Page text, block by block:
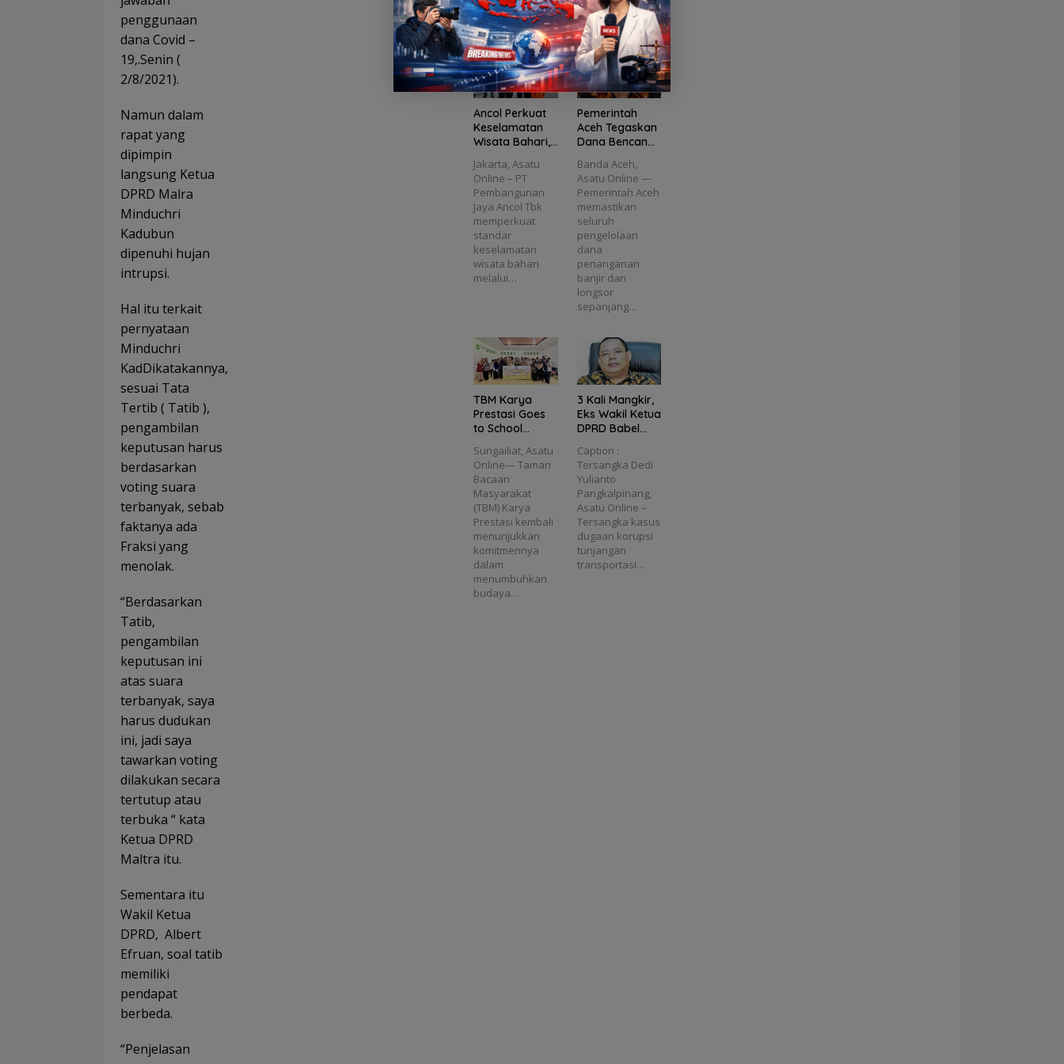
penggunaan
dana Covid –
19,.Senin (
2/8/2021).
Namun dalam
rapat yang
dipimpin
langsung Ketua
DPRD Malra
Minduchri
Kadubun
dipenuhi hujan
intrupsi.
Hal itu terkait
pernyataan
Minduchri
KadDikatakannya,
sesuai Tata
Tertib ( Tatib ),
pengambilan
keputusan harus
berdasarkan
voting suara
terbanyak, sebab
faktanya ada
Fraksi yang
menolak.
“Berdasarkan
Tatib,
pengambilan
keputusan ini
atas suara
terbanyak, saya
harus dudukan
ini, jadi saya
tawarkan voting
dilakukan secara
tertutup atau
terbuka “ kata
Ketua DPRD
Maltra itu.
Sementara itu
Wakil Ketua
DPRD, Albert
Efruan, soal tatib
memiliki
pendapat
berbeda.
“Penjelasan
Peneri
ma
Manfa
at
Wisat
a
Wajib
Kanto
ngi E-
Pas
Schoo
Tana
mkan
Sema
ngat
Litera
DPRD
Babel
Dedi
Yulian
to
Diusul
kan
bersama Kepala
Desa…
melalui berbagai
program…
Ancol Perkuat
Keselamatan
Wisata Bahari,
Wisata Wajib
Kantongi E-Pas
Kecil
Jakarta, Asatu
Online – PT
Pembangunan
Jaya Ancol Tbk
memperkuat
standar
keselamatan
wisata bahari
melalui…
Pemerintah
Aceh Tegaskan
Dana Bencana
Transparan
dan Sesuai
Regulasi
Banda Aceh,
Asatu Online —
Pemerintah Aceh
memastikan
seluruh
pengelolaan
dana
penanganan
banjir dan
longsor
sepanjang…
TBM Karya
Prestasi Goes
to School
Semangat
Literasi di MTs
Plus Bahrul
Ulum Sungailiat
Sungailiat, Asatu
Online— Taman
Bacaan
Masyarakat
(TBM) Karya
Prestasi kembali
menunjukkan
komitmennya
dalam
menumbuhkan
budaya…
3 Kali Mangkir,
Eks Wakil Ketua
DPRD Babel
Diusulkan
Masuk DPO
Caption :
Tersangka Dedi
Yulianto
Pangkalpinang,
Asatu Online –
Tersangka kasus
dugaan korupsi
tunjangan
transportasi…